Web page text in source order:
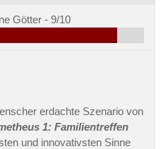
Götter - 9/10
erdachte Szenario von
1: Familientreffen
und innovativsten Sinne